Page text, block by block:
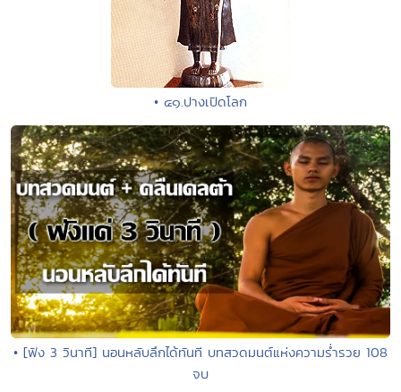
• ๔๑.ปางเปิดโลก
• [ฟัง 3 วินาที] นอนหลับลึกได้ทันที บทสวดมนต์แห่งความร่ำรวย 108
จบ